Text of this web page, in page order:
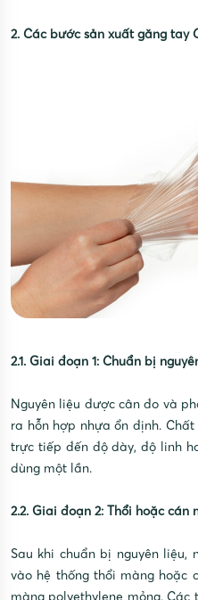
2. Các bước sản xuất găng tay
2.1. Giai đoạn 1: Chuẩn bị
Nguyên liệu được cân đo và
ra hỗn hợp nhựa ổn định.
trực tiếp đến độ dày, độ linh
dùng một lần.
2.2. Giai đoạn 2: Thổi hoặc cán
Sau khi chuẩn bị nguyên liệu,
vào hệ thống thổi màng hoặc
màng polyethylene mỏng.